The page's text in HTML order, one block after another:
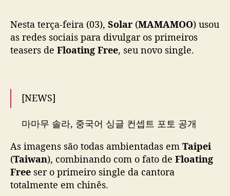
e
p
r
p
a
a
l
a
Nesta terça-feira (03), Solar (MAMAMOO) usou
as redes sociais para divulgar os primeiros
teasers de Floating Free, seu novo single.
[NEWS]
마마무 솔라, 중국어 싱글 컨셉트 포토 공개
📰https://t.co/RSWp7oL05I#MAMAMOO #솔
라 #Solar#Floating_Free #頌樂 #颂乐
As imagens são todas ambientadas em Taipei
(Taiwan), combinando com o fato de Floating
Free ser o primeiro single da cantora
totalmente em chinês.